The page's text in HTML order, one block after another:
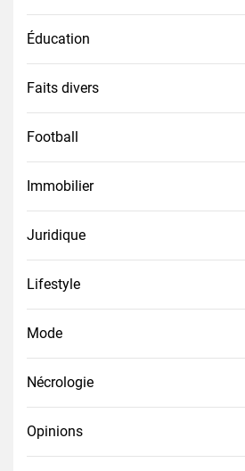
Éducation
Faits divers
Football
Immobilier
Juridique
Lifestyle
Mode
Nécrologie
Opinions